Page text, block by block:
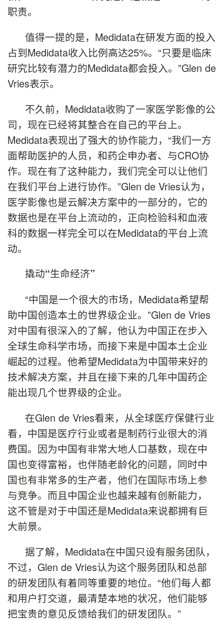
职责。
值得一提的是，Medidata在研发方面的投入
占到Medidata收入比例高达25%。“只要是临床
研究比较有潜力的Medidata都会投入。”Glen de
Vries表示。
不久前，Medidata收购了一家医学影像的公
司，现在已经将其整合在自己的平台上。
Medidata表现出了强大的协作能力，“我们一方
面帮助医护的人员，和药企申办者、与CRO协
作。现在有了这种能力，我们完全可以让他们
在我们平台上进行协作。”Glen de Vries认为，
医学影像也是云解决方案中的一部分的，它的
数据也是在平台上流动的，正向检验科和血液
科的数据一样完全可以在Medidata的平台上流
动。
撬动“生命经济”
“中国是一个很大的市场，Medidata希望帮
助中国创造本土的世界级企业。”Glen de Vries
对中国有很深入的了解，他认为中国正在步入
全球生命科学市场，而接下来是中国本土企业
崛起的过程。他希望Medidata为中国带来好的
技术解决方案，并且在接下来的几年中国药企
能出现几个世界级的企业。
在Glen de Vries看来，从全球医疗保健行业
看，中国是医疗行业或者是制药行业很大的消
费国。因为中国有非常大地人口基数，现在中
国也变得富裕，也伴随老龄化的问题，同时中
国也有非常多的生产者，他们在国际市场上参
与竞争。而且中国企业也越来越有创新能力，
这不管是对于中国还是Medidata来说都拥有巨
大前景。
据了解，Medidata在中国只设有服务团队，
不过，Glen de Vries认为这个服务团队和总部
的研发团队有着同等重要的地位。“他们每人都
和用户打交道，最清楚本地的状况，他们能够
把宝贵的意见反馈给我们的研发团队。”